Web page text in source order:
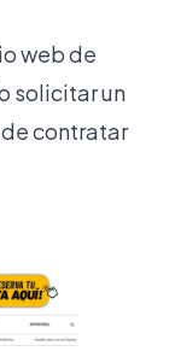
web de
solicitar un
contratar